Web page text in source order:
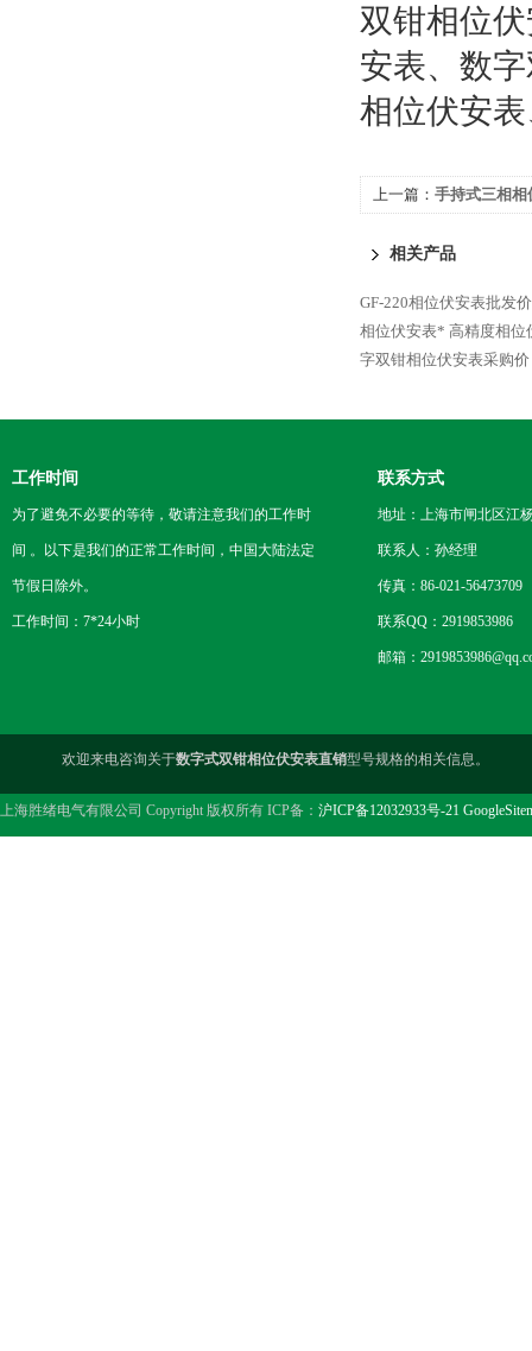
双钳相位
安表、数
相位伏安
上一篇： 手持式三相
相关产品
GF-220相位伏安表批发价
相位伏安表* 高精度相位
字双钳相位伏安表采购价
工作时间
为了避免不必要的等待，敬请注意我们的工作时
间 。以下是我们的正常工作时间，中国大陆法定
节假日除外。
工作时间：7*24小时
联系方式
地址：上海市闸北区江
联系人：孙经理
传真：86-021-56473709
联系QQ：2919853986
邮箱：
欢迎来电咨询关于数字式双钳相位伏安表直销型号规格的相关信息。
上海胜绪电气有限公司 Copyright 版权所有 ICP备： 沪ICP备12032933号-21